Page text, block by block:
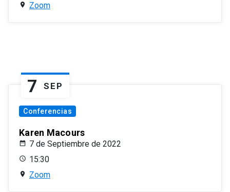
Zoom
7 SEP
Conferencias
Karen Macours
7 de Septiembre de 2022
15:30
Zoom